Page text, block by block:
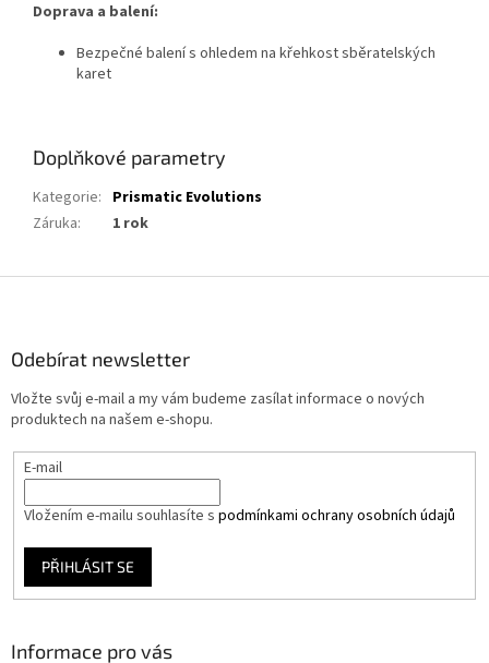
Doprava a balení:
Bezpečné balení s ohledem na křehkost sběratelských
karet
Doplňkové parametry
Kategorie: Prismatic Evolutions
Záruka: 1 rok
Odebírat newsletter
Vložte svůj e-mail a my vám budeme zasílat informace o nových
produktech na našem e-shopu.
E-mail
Vložením e-mailu souhlasíte s podmínkami ochrany osobních údajů
PŘIHLÁSIT SE
Informace pro vás